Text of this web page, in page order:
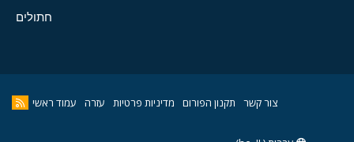
חתולים
צור קשר תקנון הפורום מדיניות פרטיות עזרה עמוד ראשי